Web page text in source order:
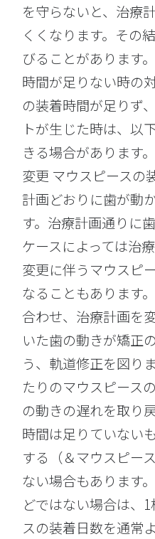
を守らないと、治療
くくなります。その
びることがあります
時間が足りない時の
の装着時間が足りず
トが生じた時は、以
きる場合があります
変更 マウスピースの
計画どおりに歯が動
す。治療計画通りに
ケースによっては治
変更に伴うマウスピ
なることもあります
合わせ、治療計画を
いた歯の動きが矯正
う、軌道修正を図り
たりのマウスピース
の動きの遅れを取り
時間は足りていない
する（＆マウスピー
ない場合もあります
どではない場合は、
スの装着日数を通常